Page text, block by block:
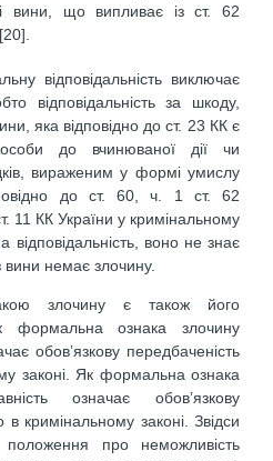
вини, що випливає із ст. 62
відповідальність виключає
відповідальність за шкоду,
яка відповідно до ст. 23 КК є
до вчинюваної дії чи
вираженим у формі умислу
до ст. 60, ч. 1 ст. 62
11 КК України у кримінальному
воно не знає
вини немає злочину.
злочину є також його
формальна ознака злочину
обов’язкову передбаченість
законі. Як формальна ознака
означає обов’язкову
в кримінальному законі. Звідси
про неможливість